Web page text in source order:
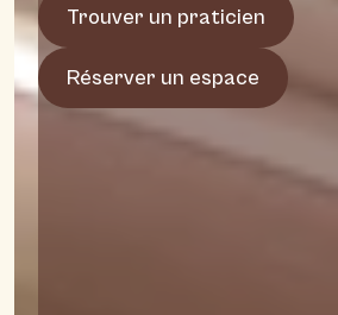
Trouver un praticien
Réserver un espace